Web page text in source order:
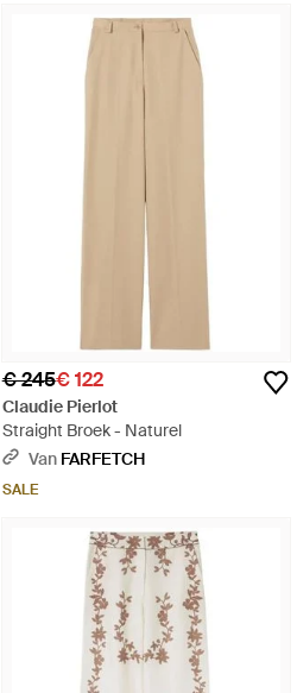
€ 245€ 122
Claudie Pierlot
Straight Broek - Naturel
Van FARFETCH
SALE